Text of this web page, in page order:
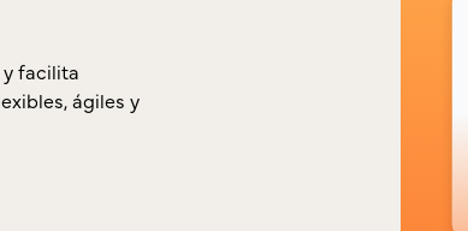
y facilita
ágiles y